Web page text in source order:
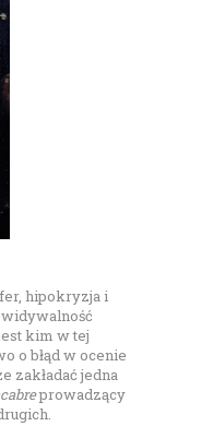
hipokryzja i
kim w tej
o błąd w ocenie
zakładać jedna
prowadzący